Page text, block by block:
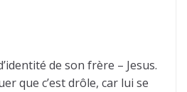
de son frère – Jesus.
que c’est drôle, car lui se